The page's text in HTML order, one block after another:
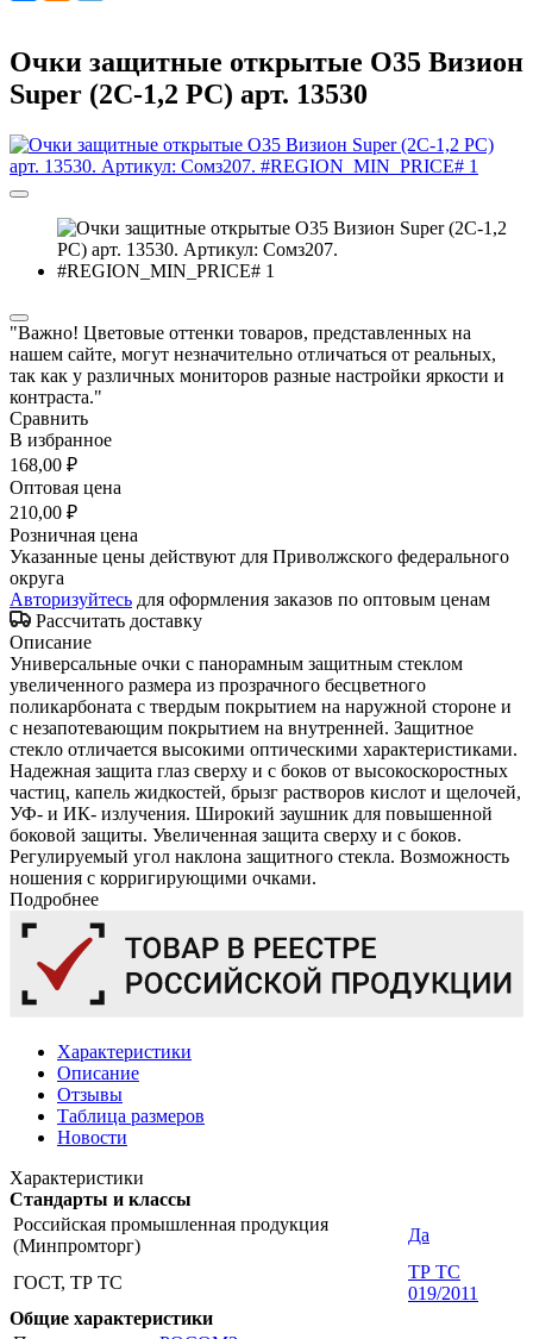
Очки защитные открытые О35 Визион
Super (2С-1,2 PC) арт. 13530
"Важно! Цветовые оттенки товаров, представленных на
нашем сайте, могут незначительно отличаться от реальных,
так как у различных мониторов разные настройки яркости и
контраста."
Сравнить
В избранное
168,00 ₽
Оптовая цена
210,00 ₽
Розничная цена
Указанные цены действуют для Приволжского федерального
округа
Авторизуйтесь для оформления заказов по оптовым ценам
Рассчитать доставку
Описание
Универсальные очки с панорамным защитным стеклом
увеличенного размера из прозрачного бесцветного
поликарбоната с твердым покрытием на наружной стороне и
с незапотевающим покрытием на внутренней. Защитное
стекло отличается высокими оптическими характеристиками.
Надежная защита глаз сверху и с боков от высокоскоростных
частиц, капель жидкостей, брызг растворов кислот и щелочей,
УФ- и ИК- излучения. Широкий заушник для повышенной
боковой защиты. Увеличенная защита сверху и с боков.
Регулируемый угол наклона защитного стекла. Возможность
ношения с корригирующими очками.
Подробнее
Характеристики
Описание
Отзывы
Таблица размеров
Новости
Характеристики
Стандарты и классы
Российская промышленная продукция
(Минпромторг)
Да
ГОСТ, ТР ТС
ТР ТС
019/2011
Общие характеристики